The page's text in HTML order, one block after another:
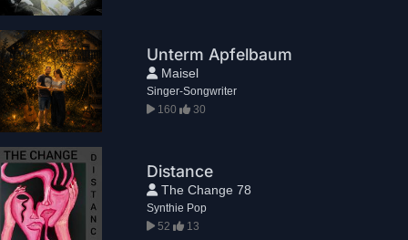
Unterm Apfelbaum
Maisel
Singer-Songwriter
160
30
Distance
The Change 78
Synthie Pop
52
13